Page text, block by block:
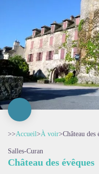
>>Accueil>À voir>Château des
Salles-Curan
Château des évêques